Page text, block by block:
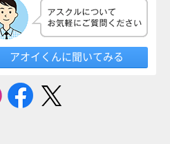
アオイくんに聞いてみる